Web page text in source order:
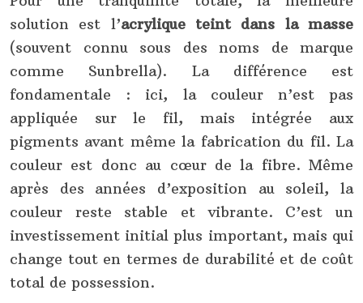
solution est l’acrylique teint dans la masse
(souvent connu sous des noms de marque
comme Sunbrella). La différence est
fondamentale : ici, la couleur n’est pas
appliquée sur le fil, mais intégrée aux
pigments avant même la fabrication du fil. La
couleur est donc au cœur de la fibre. Même
après des années d’exposition au soleil, la
couleur reste stable et vibrante. C’est un
investissement initial plus important, mais qui
change tout en termes de durabilité et de coût
total de possession.